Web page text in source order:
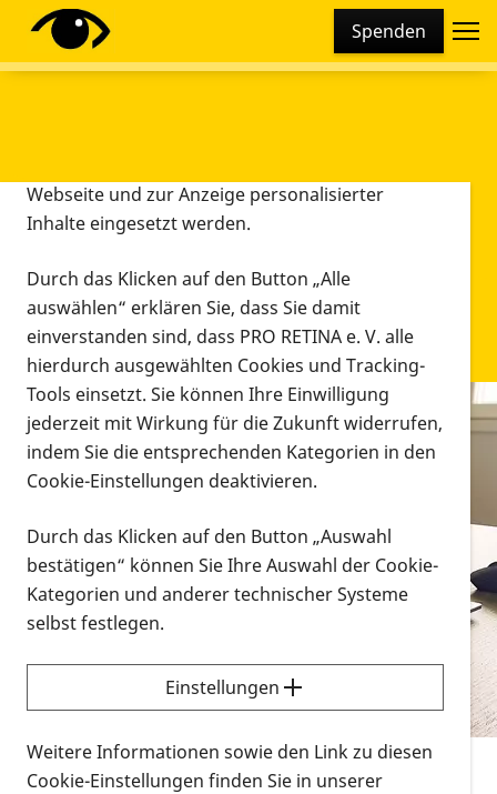
Spenden
Infomaterial
Infomaterial
Vorlesen
Alle Infomaterialien in verschiedenen
Formaten an einem Ort
Sie möchten wissen, wie Sie nach Infonmaterial
suchen und dieses bestellen bzw. herunterladen
können? Schauen Sie sich dieErklärvideos zum
Thema Infomaterial auf der PRO RETINA-Website
für blinde und sehbehinderte Menschen an.
Diese Webseite setzt verschiedene Cookies und
Tracking-Tools ein. Dies beinhaltet Cookies und
Webseite und zur Anzeige personalisierter
Inhalte eingesetzt werden.
Durch das Klicken auf den Button „Alle
auswählen“ erklären Sie, dass Sie damit
einverstanden sind, dass PRO RETINA e. V. alle
hierdurch ausgewählten Cookies und Tracking-
Tools einsetzt. Sie können Ihre Einwilligung
jederzeit mit Wirkung für die Zukunft widerrufen,
indem Sie die entsprechenden Kategorien in den
Cookie-Einstellungen deaktivieren.
Durch das Klicken auf den Button „Auswahl
bestätigen“ können Sie Ihre Auswahl der Cookie-
Kategorien und anderer technischer Systeme
selbst festlegen.
Einstellungen
Weitere Informationen sowie den Link zu diesen
Cookie-Einstellungen finden Sie in unserer